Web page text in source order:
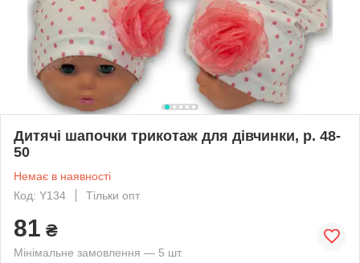
Дитячі шапочки трикотаж для дівчинки, р. 48-
50
Немає в наявності
Код: Y134
Тільки опт
81 ₴
Мінімальне замовлення — 5 шт.